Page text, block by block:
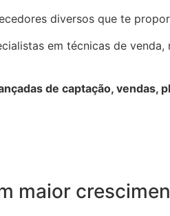
diversos que te
em técnicas de
de captação, vendas,
maior